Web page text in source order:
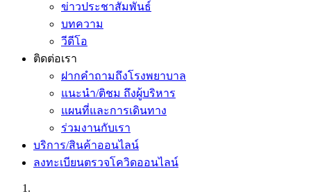
ข่าวประชาสัมพันธ์
บทความ
วีดีโอ
ติดต่อเรา
ฝากคำถามถึงโรงพยาบาล
แนะนำ/ติชม ถึงผู้บริหาร
แผนที่และการเดินทาง
ร่วมงานกับเรา
บริการ/สินค้าออนไลน์
ลงทะเบียนตรวจโควิดออนไลน์